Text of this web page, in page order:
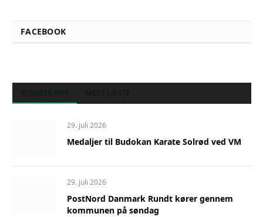
FACEBOOK
29. juli 2026
Medaljer til Budokan Karate Solrød ved VM
29. juli 2026
PostNord Danmark Rundt kører gennem
kommunen på søndag